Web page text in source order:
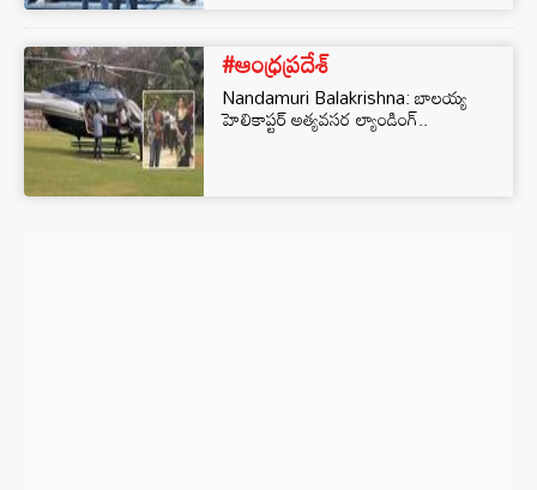
#ఆంధ్రప్రదేశ్
Nandamuri Balakrishna: బాలయ్య
హెలికాప్టర్‌ అత్యవసర ల్యాండింగ్‌..